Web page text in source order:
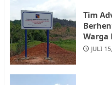
4
Tim
Warga
JULI